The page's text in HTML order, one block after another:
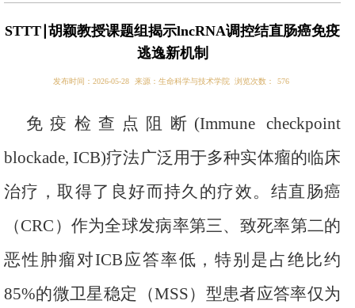
STTT∣胡颖教授课题组揭示lncRNA调控结直肠癌免疫
逃逸新机制
发布时间：2026-05-28 来源：生命科学与技术学院 浏览次数： 576
免疫检查点阻断 (Immune checkpoint
blockade, ICB)疗法广泛用于多种实体瘤的临床
治疗，取得了良好而持久的疗效。结直肠癌
（CRC ）作为全球发病率第三、 致死率第二的
恶性肿瘤对ICB应答率低，特别是占绝比约
85%的微卫星稳定（MSS）型患者应答率仅为